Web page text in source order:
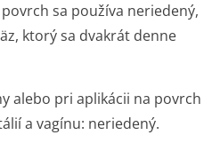
sa používa neriedený,
ktorý sa dvakrát denne
alebo pri aplikácii na povrch
a vagínu: neriedený.